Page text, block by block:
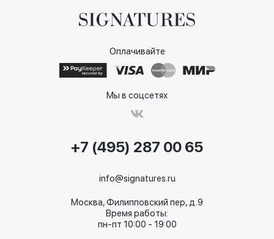
Оплачивайте
Мы в соцсетях
+7 (495) 287 00 65
info@signatures.ru
Москва, Филипповский пер, д.9
Время работы:
пн-пт 10:00 - 19:00